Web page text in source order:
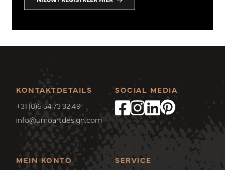
KONTAKTDETAILS
+31 (0)6 54 73 32 49
info@umoartdesign.com
MEIN KONTO
SERVICE
SOCIAL MEDIA